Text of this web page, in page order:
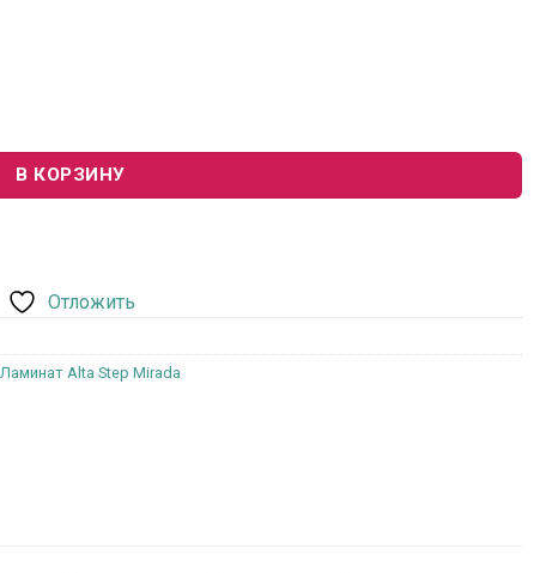
SPC4407 "Дуб Австрийский"
В КОРЗИНУ
Отложить
Ламинат Alta Step Mirada